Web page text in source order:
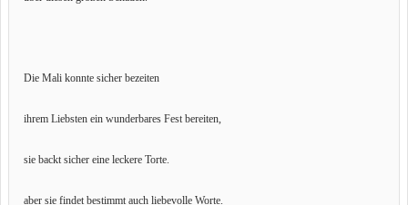
Die Mali konnte sicher bezeiten
ihrem Liebsten ein wunderbares Fest bereiten,
sie backt sicher eine leckere Torte.
aber sie findet bestimmt auch liebevolle Worte.